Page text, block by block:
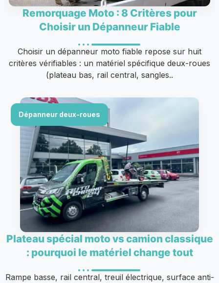
Remorquage Moto : 8 Critères pour
Choisir un Dépanneur Fiable
Choisir un dépanneur moto fiable repose sur huit
critères vérifiables : un matériel spécifique deux-roues
(plateau bas, rail central, sangles..
Dépanneur deux-roues
Plateau spécial moto vs camion classique
: pourquoi le matériel change tout
Rampe basse, rail central, treuil électrique, surface anti-